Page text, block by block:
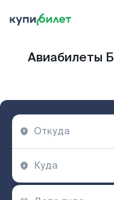
Авиабилеты